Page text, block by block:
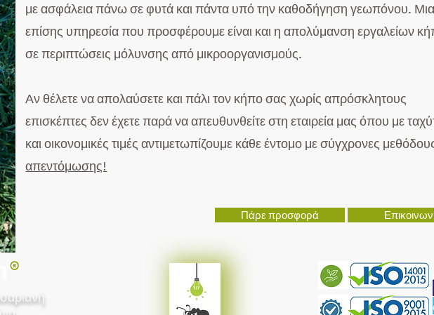
με ασφάλεια πάνω σε φυτά και πάντα υπό την καθοδήγηση γεωπόνου. Μια
επίσης υπηρεσία που προσφέρουμε είναι και η απολύμανση εργαλείων
σε περιπτώσεις μόλυνσης από μικροοργανισμούς.
Αν θέλετε να απολαύσετε και πάλι τον κήπο σας χωρίς απρόσκλητους
επισκέπτες δεν έχετε παρά να απευθυνθείτε στη εταιρεία μας όπου με
και οικονομικές τιμές αντιμετωπίζουμε κάθε έντομο με σύγχρονες
απεντόμωσης!
Πάρε προσφορά
®